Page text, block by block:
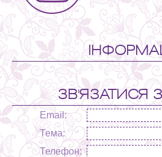
ЗВ'ЯЗАТИСЯ
Email:
Тема:
Телефон: